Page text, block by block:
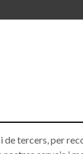
tercers, per